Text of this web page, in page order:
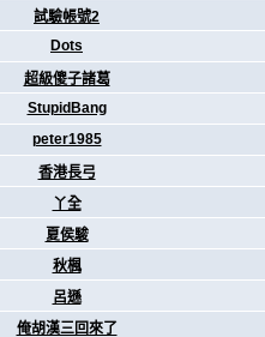
試驗帳號2
Dots
超級傻子諸葛
StupidBang
peter1985
香港長弓
丫全
夏侯駿
秋楓
呂遜
俺胡漢三回來了